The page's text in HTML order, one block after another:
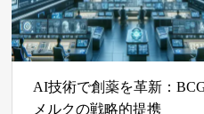
AI技術で創薬を革新：
メルクの戦略的提携